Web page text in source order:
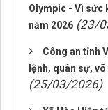
Olympic - Vì sức
năm 2026 (23/
Công an tỉnh
lệnh, quân sự,
(25/03/2026)